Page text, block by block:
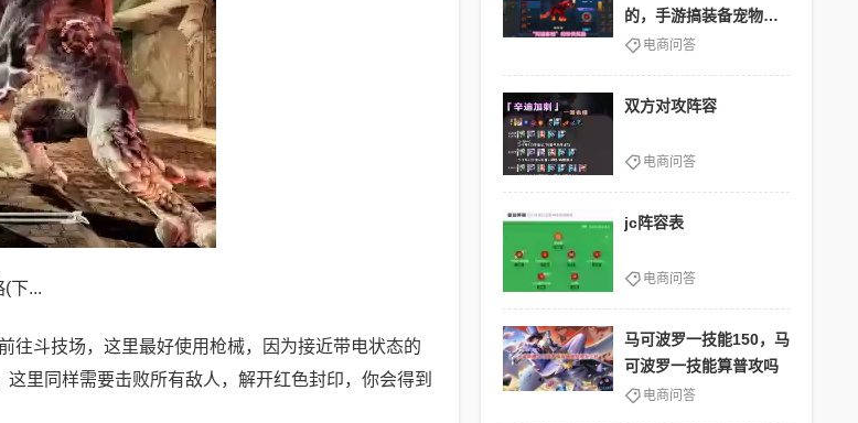
下...
往斗技场，这里最好使用枪械，因为接近带电状态的
里同样需要击败所有敌人，解开红色封印，你会得到
的，手游搞装备宠物坐
骑的游戏
电商问答
双方对攻阵容
电商问答
jc阵容表
电商问答
马可波罗一技能150，马
可波罗一技能算普攻吗
电商问答